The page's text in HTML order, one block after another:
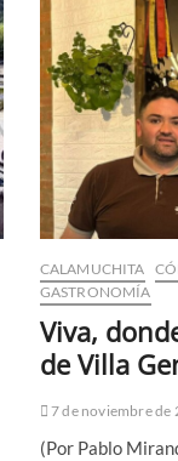
CALAMUCHITA
GASTRONOMÍA
Viva,
de Villa
7 de noviembre de
(Por Pablo